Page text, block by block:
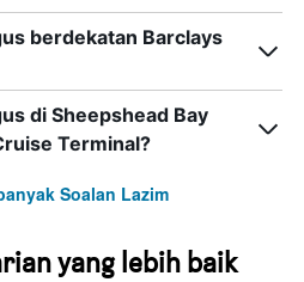
berdekatan Barclays
di Sheepshead Bay
Terminal?
Soalan Lazim
yang lebih baik